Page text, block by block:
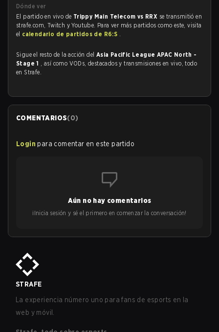
Dónde ver
El partido en vivo de Trippy Main Telecom vs RRX se transmitió en
strafe.com, Twitch y Youtube. Para ver más partidos como este, visita
el calendario de partidos de R6:S .
Sigue el resto de la acción del Asia Pacific League APAC North -
Stage 1 , así como VODs, destacados y transmisiones en vivo, todo
en Strafe.
COMENTARIOS(0)
Login para comentar en este partido
Aún no hay comentarios
¡Inicia sesión y sé el primero en comenzar la conversación!
STRAFE
La experiencia número uno para fans de esports en la
web y móvil.